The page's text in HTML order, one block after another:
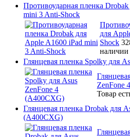
Противоударная пленка
mini 3 Anti-Shock
для
Shock
наличии
Глянцевая пленка Spolky для
ZenFone
Товар
Глянцевая пленка Drobak для
(A400CXG)